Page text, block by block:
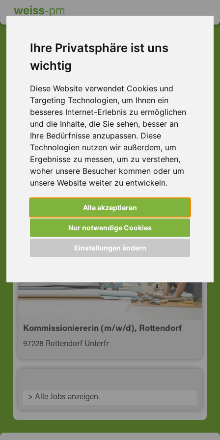
Ihre Privatsphäre ist uns
wichtig
Diese Website verwendet Cookies und
Targeting Technologien, um Ihnen ein
besseres Internet-Erlebnis zu ermöglichen
und die Inhalte, die Sie sehen, besser an
Ihre Bedürfnisse anzupassen. Diese
Technologien nutzen wir außerdem, um
Ergebnisse zu messen, um zu verstehen,
woher unsere Besucher kommen oder um
unsere Website weiter zu entwickeln.
Alle akzeptieren
Nur notwendige Cookies
Einstellungen ändern
Dieser Job ist leider
nicht mehr verfügbar ...
... aber vielleicht ist hier etwas dabei:
Näher (m/w/d) Leder Textil, Würzburg
97076 Würzburg
Kommissioniererin (m/w/d), Rottendorf
97228 Rottendorf Unterfr
> Alle Jobs anzeigen.